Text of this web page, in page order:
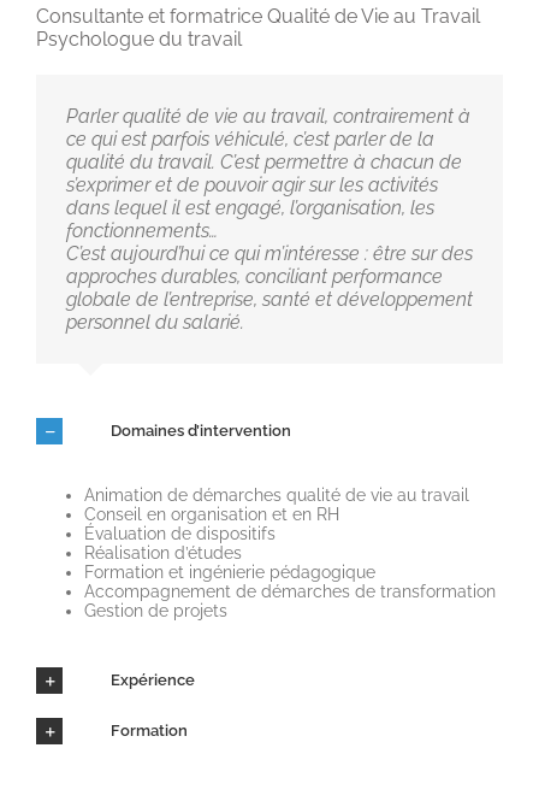
Consultante et formatrice Qualité de Vie au Travail
Psychologue du travail
Parler qualité de vie au travail, contrairement à
ce qui est parfois véhiculé, c’est parler de la
qualité du travail. C’est permettre à chacun de
s’exprimer et de pouvoir agir sur les activités
dans lequel il est engagé, l’organisation, les
fonctionnements…
C’est aujourd’hui ce qui m’intéresse : être sur des
approches durables, conciliant performance
globale de l’entreprise, santé et développement
personnel du salarié.
Domaines d’intervention
Animation de démarches qualité de vie au travail
Conseil en organisation et en RH
Évaluation de dispositifs
Réalisation d’études
Formation et ingénierie pédagogique
Accompagnement de démarches de transformation
Gestion de projets
Expérience
Formation